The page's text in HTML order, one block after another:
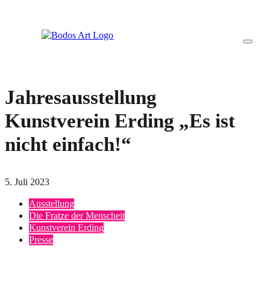
Jahresausstellung
Kunstverein Erding „Es ist
nicht einfach!“
5. Juli 2023
Ausstellung
Die Fratze der Menscheit
Kunstverein Erding
Presse